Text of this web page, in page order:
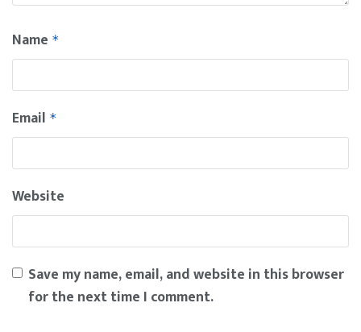
Name *
Email *
Website
Save my name, email, and website in this browser
for the next time I comment.